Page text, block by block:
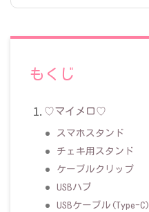
もくじ
♡マイメロ♡
スマホスタンド
チェキ用スタンド
ケーブルクリップ
USBハブ
USBケーブル(Type-C)